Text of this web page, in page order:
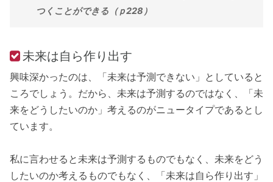
つくことができる（ｐ228）
未来は自ら作り出す
興味深かったのは、「未来は予測できない」としていると
ころでしょう。だから、未来は予測するのではなく、「未
来をどうしたいのか」考えるのがニュータイプであるとし
ています。
私に言わせると未来は予測するものでもなく、未来をどう
したいのか考えるものでもなく、「未来は自ら作り出す」